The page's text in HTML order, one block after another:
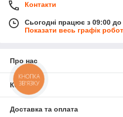
Контакти
Сьогодні працює з 09:00 до
Показати весь графік
Про нас
Контакти
Доставка та оплата
КНОПКА
ЗВ'ЯЗКУ